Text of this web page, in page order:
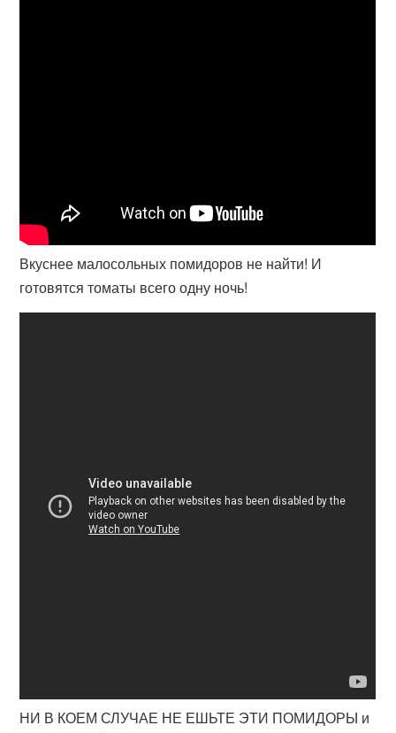
Вкуснее малосольных помидоров не найти! И
готовятся томаты всего одну ночь!
НИ В КОЕМ СЛУЧАЕ НЕ ЕШЬТЕ ЭТИ ПОМИДОРЫ и